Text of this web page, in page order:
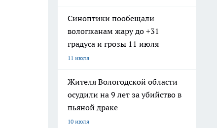
Синоптики пообещали
вологжанам жару до +31
градуса и грозы 11 июля
11 июля
Жителя Вологодской области
осудили на 9 лет за убийство в
пьяной драке
10 июля